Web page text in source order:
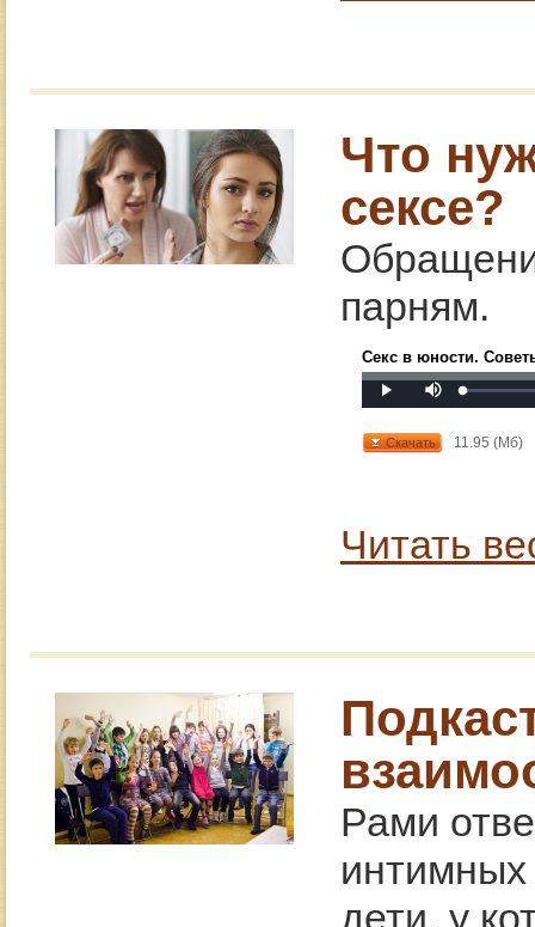
Что
сексе?
парням.
Секс в юности.
Play Loaded:
0%
Progress:
Скачать 11.95 (Мб)
Читать
Рами
интимных
дети, у